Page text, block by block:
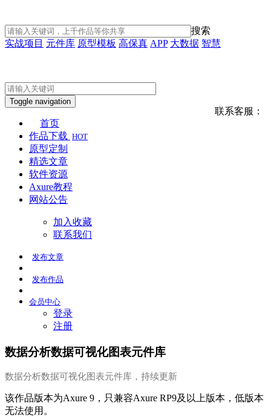
搜索
实战项目 元件库 原型模板 高保真 APP 大数据 智慧
联系客服：
Toggle navigation
首页
作品下载 HOT
原型定制
精选文章
软件资源
Axure教程
网站公告
加入收藏
联系我们
发布文章
发布作品
会员中心
登录
注册
数据分析数据可视化图表元件库
数据分析数据可视化图表元件库，持续更新
该作品版本为Axure 9，只兼容Axure RP9及以上版本，低版本
无法使用。